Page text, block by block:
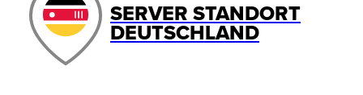
SERVER STANDORT
DEUTSCHLAND